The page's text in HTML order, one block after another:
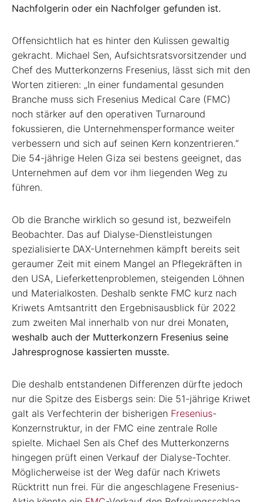
Nachfolgerin oder ein Nachfolger gefunden ist.
Offensichtlich hat es hinter den Kulissen gewaltig
gekracht. Michael Sen, Aufsichtsratsvorsitzender und
Chef des Mutterkonzerns Fresenius, lässt sich mit den
Worten zitieren: „In einer fundamental gesunden
Branche muss sich Fresenius Medical Care (FMC)
noch stärker auf den operativen Turnaround
fokussieren, die Unternehmensperformance weiter
verbessern und sich auf seinen Kern konzentrieren.“
Die 54-jährige Helen Giza sei bestens geeignet, das
Unternehmen auf dem vor ihm liegenden Weg zu
führen.
Ob die Branche wirklich so gesund ist, bezweifeln
Beobachter. Das auf Dialyse-Dienstleistungen
spezialisierte DAX-Unternehmen kämpft bereits seit
geraumer Zeit mit einem Mangel an Pflegekräften in
den USA, Lieferkettenproblemen, steigenden Löhnen
und Materialkosten. Deshalb senkte FMC kurz nach
Kriwets Amtsantritt den Ergebnisausblick für 2022
zum zweiten Mal innerhalb von nur drei Monaten,
weshalb auch der Mutterkonzern Fresenius seine
Jahresprognose kassierten musste.
Die deshalb entstandenen Differenzen dürfte jedoch
nur die Spitze des Eisbergs sein: Die 51-jährige Kriwet
galt als Verfechterin der bisherigen Fresenius-
Konzernstruktur, in der FMC eine zentrale Rolle
spielte. Michael Sen als Chef des Mutterkonzerns
hingegen prüft einen Verkauf der Dialyse-Tochter.
Möglicherweise ist der Weg dafür nach Kriwets
Rücktritt nun frei. Für die angeschlagene Fresenius-